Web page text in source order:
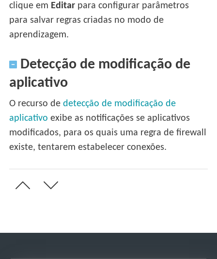
clique em Editar para configurar parâmetros
para salvar regras criadas no modo de
aprendizagem.
Detecção de modificação de
aplicativo
O recurso dedetecção de modificação de
aplicativo exibe as notificações se aplicativos
modificados, para os quais uma regra de firewall
existe, tentarem estabelecer conexões.